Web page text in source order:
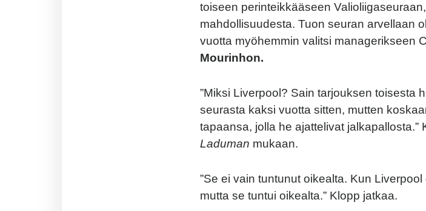
toiseen perinteikkääseen
mahdollisuudesta. Tuon seuran arvellaan
vuotta myöhemmin valitsi managerikseen
Mourinhon.
”Miksi Liverpool? Sain tarjouksen toisesta
seurasta kaksi vuotta sitten, mutten
tapaansa, jolla he ajattelivat jalkapallosta.”
Laduman mukaan.
”Se ei vain tuntunut oikealta. Kun
mutta se tuntui oikealta.” Klopp jatkaa.